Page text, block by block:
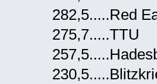
282,5.....Red
275,7.....TTU